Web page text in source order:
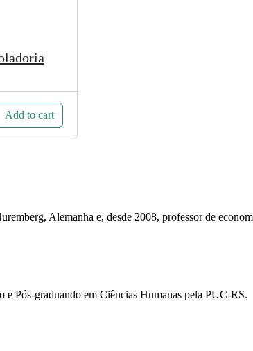
Add to cart
Alemanha e, desde 2008, professor de
e Pós-graduando em Ciências Humanas pela PUC-RS.